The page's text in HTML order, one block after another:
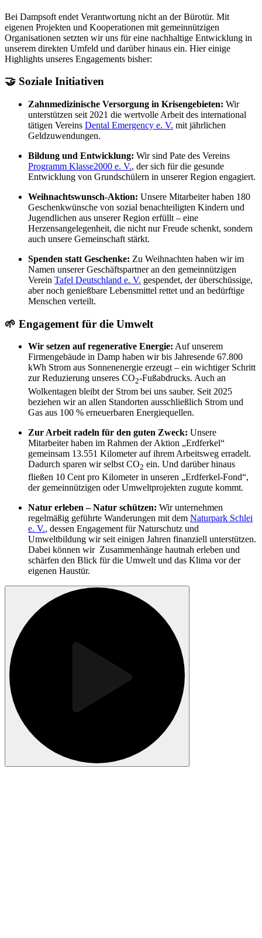
Bei Dampsoft endet Verantwortung nicht an der Bürotür. Mit
eigenen Projekten und Kooperationen mit gemeinnützigen
Organisationen setzten wir uns für eine nachhaltige Entwicklung in
unserem direkten Umfeld und darüber hinaus ein. Hier einige
Highlights unseres Engagements bisher:
🤝 Soziale Initiativen
Zahnmedizinische Versorgung in Krisengebieten: Wir
unterstützen seit 2021 die wertvolle Arbeit des international
tätigen Vereins Dental Emergency e. V. mit jährlichen
Geldzuwendungen.
Bildung und Entwicklung: Wir sind Pate des Vereins
Programm Klasse2000 e. V., der sich für die gesunde
Entwicklung von Grundschülern in unserer Region engagiert.
Weihnachtswunsch-Aktion: Unsere Mitarbeiter haben 180
Geschenkwünsche von sozial benachteiligten Kindern und
Jugendlichen aus unserer Region erfüllt – eine
Herzensangelegenheit, die nicht nur Freude schenkt, sondern
auch unsere Gemeinschaft stärkt.
Spenden statt Geschenke: Zu Weihnachten haben wir im
Namen unserer Geschäftspartner an den gemeinnützigen
Verein Tafel Deutschland e. V. gespendet, der überschüssige,
aber noch genießbare Lebensmittel rettet und an bedürftige
Menschen verteilt.
🌱 Engagement für die Umwelt
Wir setzen auf regenerative Energie: Auf unserem
Firmengebäude in Damp haben wir bis Jahresende 67.800
kWh Strom aus Sonnenenergie erzeugt – ein wichtiger Schritt
zur Reduzierung unseres CO2-Fußabdrucks. Auch an
Wolkentagen bleibt der Strom bei uns sauber. Seit 2025
beziehen wir an allen Standorten ausschließlich Strom und
Gas aus 100 % erneuerbaren Energiequellen.
Zur Arbeit radeln für den guten Zweck: Unsere
Mitarbeiter haben im Rahmen der Aktion „Erdferkel“
gemeinsam 13.551 Kilometer auf ihrem Arbeitsweg erradelt.
Dadurch sparen wir selbst CO2 ein. Und darüber hinaus
fließen 10 Cent pro Kilometer in unseren „Erdferkel-Fond“,
der gemeinnützigen oder Umweltprojekten zugute kommt.
Natur erleben – Natur schützen: Wir unternehmen
regelmäßig geführte Wanderungen mit dem Naturpark Schlei
e. V., dessen Engagement für Naturschutz und
Umweltbildung wir seit einigen Jahren finanziell unterstützen.
Dabei können wir Zusammenhänge hautnah erleben und
schärfen den Blick für die Umwelt und das Klima vor der
eigenen Haustür.